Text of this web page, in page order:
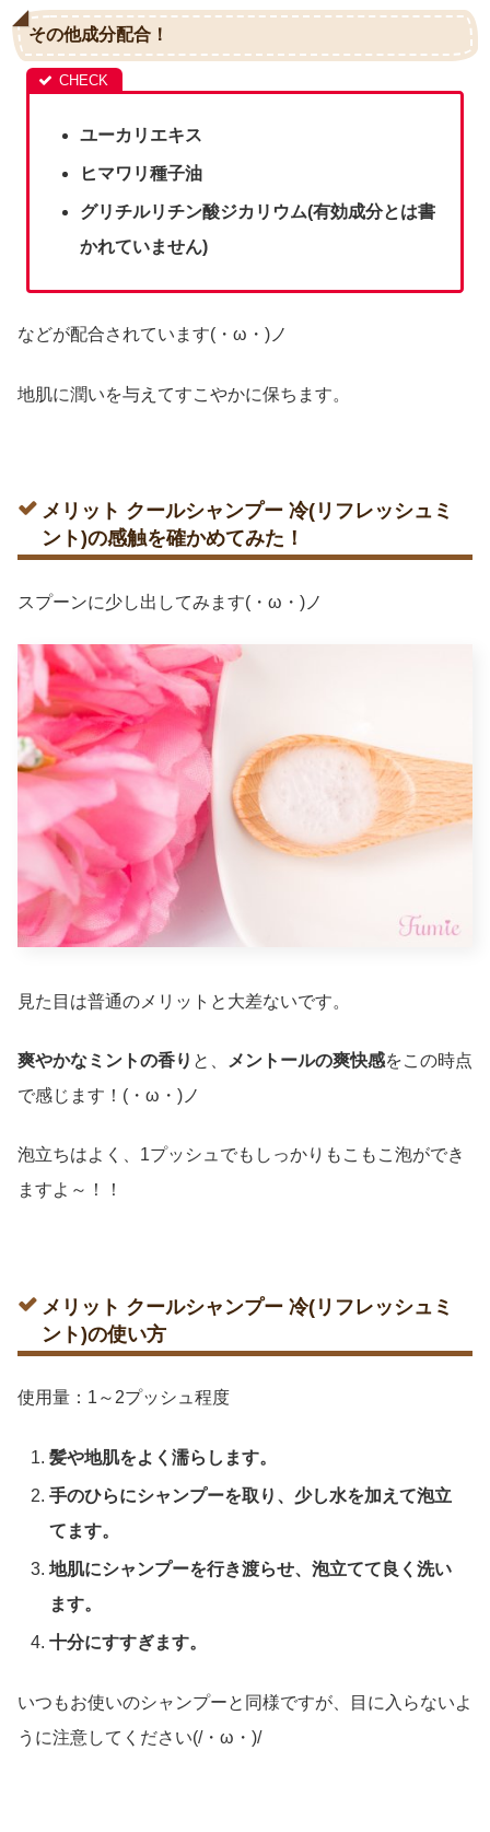
その他成分配合！
ユーカリエキス
ヒマワリ種子油
グリチルリチン酸ジカリウム(有効成分とは書
かれていません)
などが配合されています(・ω・)ノ
地肌に潤いを与えてすこやかに保ちます。
メリット クールシャンプー 冷(リフレッシュミ
ント)の感触を確かめてみた！
スプーンに少し出してみます(・ω・)ノ
見た目は普通のメリットと大差ないです。
爽やかなミントの香り と、 メントールの爽快感をこの時点
で感じます！(・ω・)ノ
泡立ちはよく、1プッシュでもしっかりもこもこ泡ができ
ますよ～！！
メリット クールシャンプー 冷(リフレッシュミ
ント)の使い方
使用量：1～2プッシュ程度
髪や地肌をよく濡らします。
手のひらにシャンプーを取り、少し水を加えて泡立
てます。
地肌にシャンプーを行き渡らせ、泡立てて良く洗い
ます。
十分にすすぎます。
いつもお使いのシャンプーと同様ですが、目に入らないよ
うに注意してください(/・ω・)/